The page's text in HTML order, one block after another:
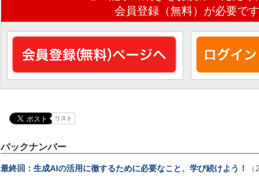
会員登録（無料）が必要です
リスト
バックナンバー
最終回：生成AIの活用に徹するために必要なこと、学び続けよう！